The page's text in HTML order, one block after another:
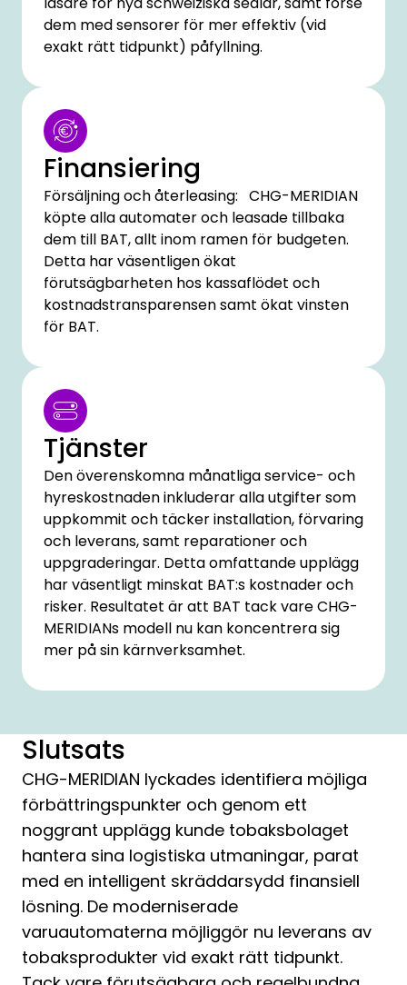
dem med sensorer för mer effektiv (vid
exakt rätt tidpunkt) påfyllning.
Finansiering
Försäljning och återleasing: CHG-MERIDIAN
köpte alla automater och leasade tillbaka
dem till BAT, allt inom ramen för budgeten.
Detta har väsentligen ökat
förutsägbarheten hos kassaflödet och
kostnadstransparensen samt ökat vinsten
för BAT.
Tjänster
Den överenskomna månatliga service- och
hyreskostnaden inkluderar alla utgifter som
uppkommit och täcker installation, förvaring
och leverans, samt reparationer och
uppgraderingar. Detta omfattande upplägg
har väsentligt minskat BAT:s kostnader och
risker. Resultatet är att BAT tack vare CHG-
MERIDIANs modell nu kan koncentrera sig
mer på sin kärnverksamhet.
Slutsats
CHG-MERIDIAN lyckades identifiera möjliga
förbättringspunkter och genom ett
noggrant upplägg kunde tobaksbolaget
hantera sina logistiska utmaningar, parat
med en intelligent skräddarsydd finansiell
lösning. De moderniserade
varuautomaterna möjliggör nu leverans av
tobaksprodukter vid exakt rätt tidpunkt.